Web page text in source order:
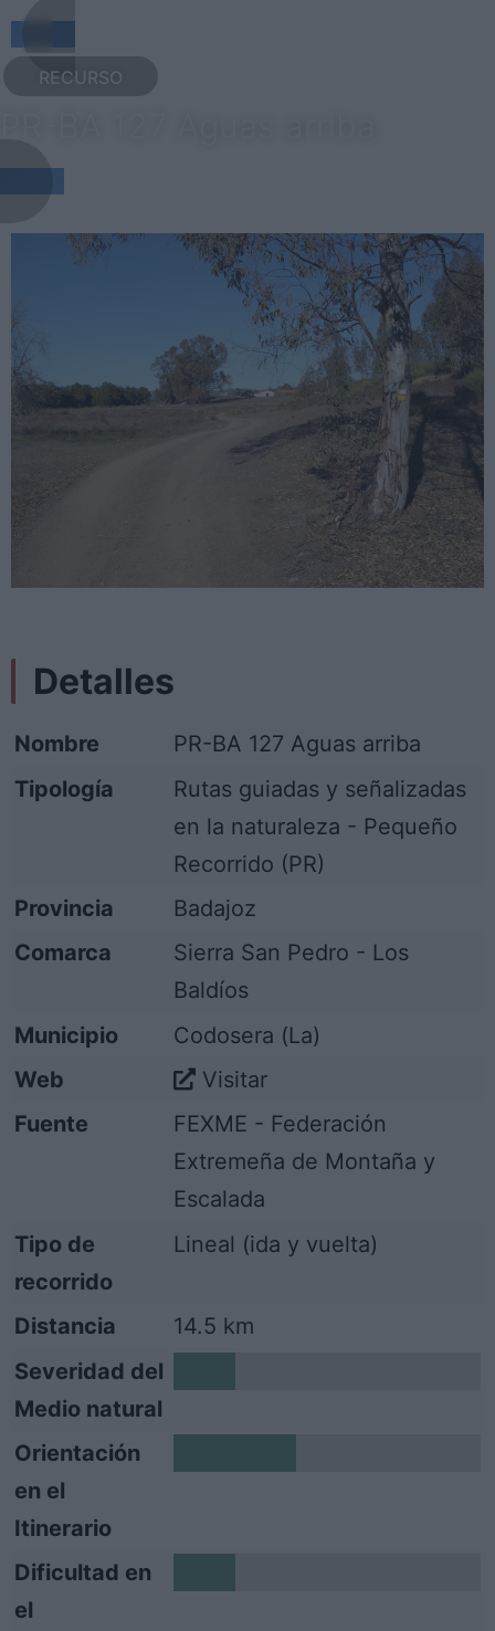
RECURSO
Detalles
Nombre
PR-BA 127 Aguas arriba
Tipología
Rutas guiadas y señalizadas
en la naturaleza - Pequeño
Recorrido (PR)
Provincia
Badajoz
Comarca
Sierra San Pedro - Los
Baldíos
Municipio
Codosera (La)
Web
Visitar
Fuente
FEXME - Federación
Extremeña de Montaña y
Escalada
Tipo de
recorrido
Lineal (ida y vuelta)
Distancia
14.5 km
Severidad del
Medio natural
Orientación
en el
Itinerario
Dificultad en
el